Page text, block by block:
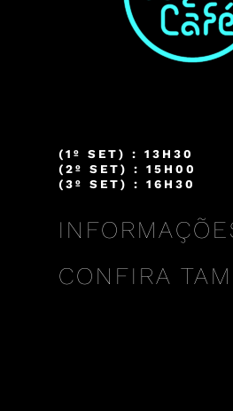
(1º SET) : 13H30
(2º SET) : 15H00
(3º SET) : 16H30
CONFIRA